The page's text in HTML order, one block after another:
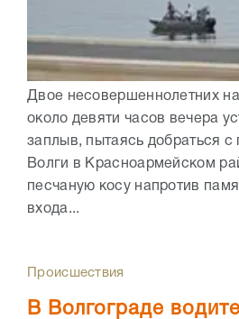
Двое несовершеннолетних
около девяти часов вечера
заплыв, пытаясь добраться с
Волги в Красноармейском
песчаную косу напротив
входа...
Происшествия
В Волгограде